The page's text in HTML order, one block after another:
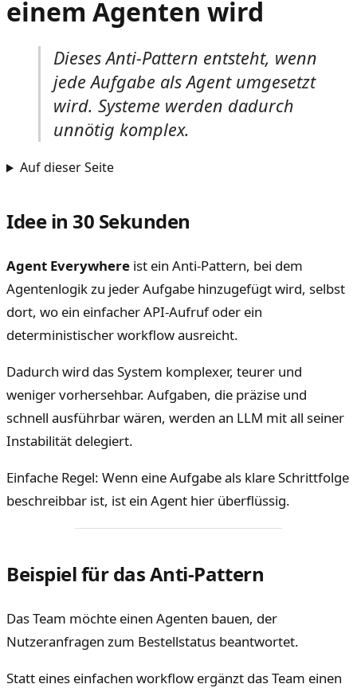
einem Agenten wird
Dieses Anti-Pattern entsteht, wenn
jede Aufgabe als Agent umgesetzt
wird. Systeme werden dadurch
unnötig komplex.
Auf dieser Seite
Idee in 30 Sekunden
Agent Everywhere ist ein Anti-Pattern, bei dem
Agentenlogik zu jeder Aufgabe hinzugefügt wird, selbst
dort, wo ein einfacher API-Aufruf oder ein
deterministischer workflow ausreicht.
Dadurch wird das System komplexer, teurer und
weniger vorhersehbar. Aufgaben, die präzise und
schnell ausführbar wären, werden an LLM mit all seiner
Instabilität delegiert.
Einfache Regel: Wenn eine Aufgabe als klare Schrittfolge
beschreibbar ist, ist ein Agent hier überflüssig.
Beispiel für das Anti-Pattern
Das Team möchte einen Agenten bauen, der
Nutzeranfragen zum Bestellstatus beantwortet.
Statt eines einfachen workflow ergänzt das Team einen